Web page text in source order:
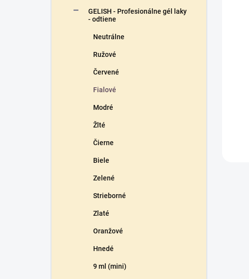
GELISH - Profesionálne gél laky
- odtiene
Neutrálne
Ružové
Červené
Fialové
Modré
Žlté
Čierne
Biele
Zelené
Strieborné
Zlaté
Oranžové
Hnedé
9 ml (mini)